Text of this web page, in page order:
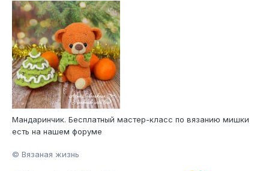
Мандаринчик. Бесплатный мастер-класс по вязанию мишки
есть на нашем форуме
© Вязаная жизнь